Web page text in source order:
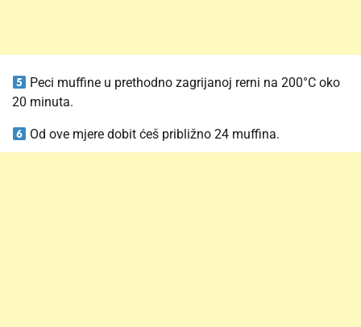
Peci muffine u prethodno zagrijanoj rerni na 200°C oko
20 minuta.
Od ove mjere dobit ćeš približno 24 muffina.